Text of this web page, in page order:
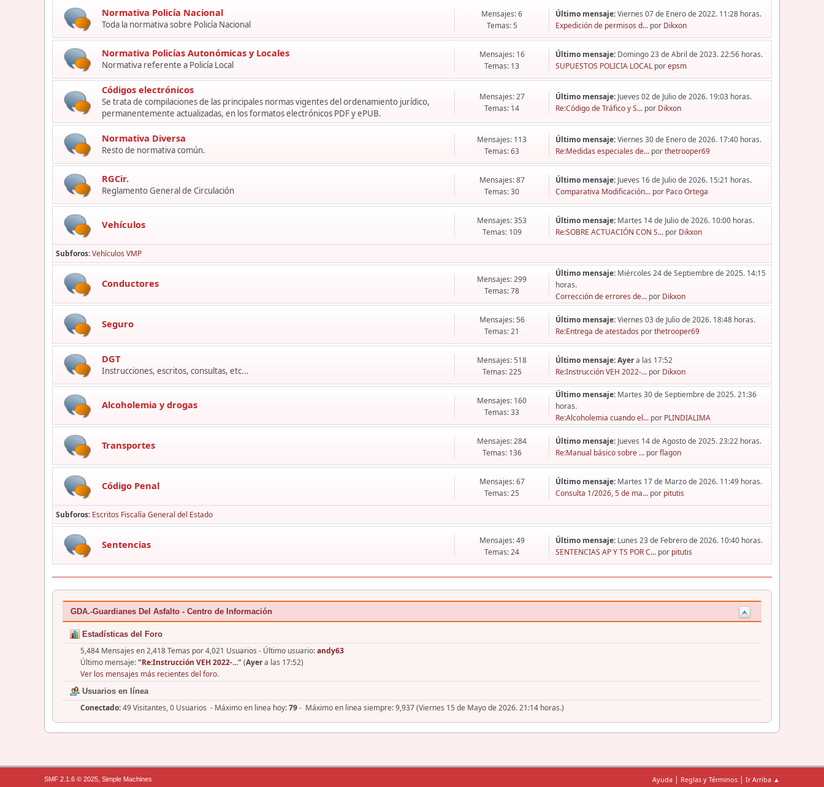
Normativa Policía Nacional
Toda la normativa sobre Policía Nacional
Mensajes: 6
Temas: 5
Último mensaje:Viernes 07 de Enero de 2022. 11:28 horas.
Expedición de permisos d... por Dikxon
Normativa Policías Autonómicas y Locales
Normativa referente a Policía Local
Mensajes: 16
Temas: 13
Último mensaje: Domingo 23 de Abril de 2023. 22:56 horas.
SUPUESTOS POLICIA LOCAL porepsm
Códigos electrónicos
Se trata de compilaciones de las principales normas vigentes del ordenamiento jurídico,
permanentemente actualizadas, en los formatos electrónicos PDF y ePUB.
Mensajes: 27
Temas: 14
Último mensaje: Jueves 02 de Julio de 2026. 19:03 horas.
Re:Código de Tráfico y S... por Dikxon
Normativa Diversa
Resto de normativa común.
Mensajes: 113
Temas: 63
Último mensaje:Viernes 30 de Enero de 2026. 17:40 horas.
Re:Medidas especiales de... porthetrooper69
RGCir.
Reglamento General de Circulación
Mensajes: 87
Temas: 30
Último mensaje: Jueves 16 de Julio de 2026. 15:21 horas.
Comparativa Modificación... por Paco Ortega
Vehículos
Mensajes: 353
Temas: 109
Último mensaje: Martes 14 de Julio de 2026. 10:00 horas.
Re:SOBRE ACTUACIÓN CON S... por Dikxon
Subforos Vehículos VMP
Conductores
Mensajes: 299
Temas: 78
Último mensaje: Miércoles 24 de Septiembre de 2025. 14:15
horas.
Corrección de errores de... por Dikxon
Seguro
Mensajes: 56
Temas: 21
Último mensaje:Viernes 03 de Julio de 2026. 18:48 horas.
Re:Entrega de atestados porthetrooper69
DGT
Instrucciones, escritos, consultas, etc...
Mensajes: 518
Temas: 225
Último mensaje:Ayera las 17:52
Re:Instrucción VEH 2022-... por Dikxon
Alcoholemia y drogas
Mensajes: 160
Temas: 33
Último mensaje: Martes 30 de Septiembre de 2025. 21:36
horas.
Re:Alcoholemia cuando el... por PLINDIALIMA
Transportes
Mensajes: 284
Temas: 136
Último mensaje: Jueves 14 de Agosto de 2025. 23:22 horas.
Re:Manual básico sobre ... porflagon
Código Penal
Mensajes: 67
Temas: 25
Último mensaje: Martes 17 de Marzo de 2026. 11:49 horas.
Consulta 1/2026, 5 de ma... por pitutis
Subforos Escritos Fiscalía General del Estado
Sentencias
Mensajes: 49
Temas: 24
Último mensaje: Lunes 23 de Febrero de 2026. 10:40 horas.
SENTENCIAS AP Y TS POR C... por pitutis
GDA.-Guardianes Del Asfalto - Centro de Información
Estadísticas del Foro
5,484 Mensajes en 2,418 Temas por 4,021 Usuarios - Último usuario:andy63
Último mensaje:"Re:Instrucción VEH 2022-..." (Ayera las 17:52)
Ver los mensajes más recientes del foro.
Usuarios en línea
Conectado:49 Visitantes, 0 Usuarios - Máximo en linea hoy:79- Máximo en linea siempre: 9,937 (Viernes 15 de Mayo de 2026. 21:14 horas.)
Ayuda | Reglas y Términos | Ir Arriba ▲
SMF 2.1.6 © 2025, Simple Machines